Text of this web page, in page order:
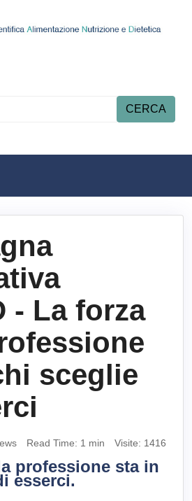
CERCA
- La forza
sceglie
Read Time: 1 min Visite: 1416
professione sta in
esserci.